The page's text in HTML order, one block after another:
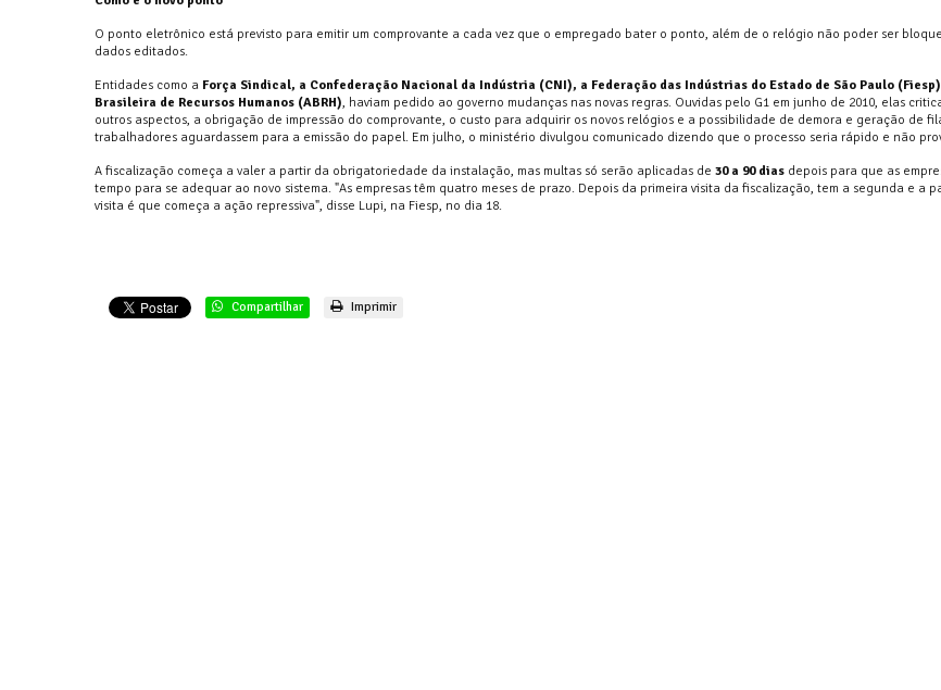
O ponto eletrônico está previsto para emitir um comprovante a cada vez que o empregado bater o ponto, além de o relógio não poder ser
dados editados.
Entidades como a Força Sindical, a Confederação Nacional da Indústria (CNI), a Federação das Indústrias do Estado de São Paulo
Brasileira de Recursos Humanos (ABRH), haviam pedido ao governo mudanças nas novas regras. Ouvidas pelo G1 em junho de 2010, elas
outros aspectos, a obrigação de impressão do comprovante, o custo para adquirir os novos relógios e a possibilidade de demora e geração de
trabalhadores aguardassem para a emissão do papel. Em julho, o ministério divulgou comunicado dizendo que o processo seria rápido e não
A fiscalização começa a valer a partir da obrigatoriedade da instalação, mas multas só serão aplicadas de 30 a 90 dias depois para que as
tempo para se adequar ao novo sistema. "As empresas têm quatro meses de prazo. Depois da primeira visita da fiscalização, tem a segunda e a
visita é que começa a ação repressiva", disse Lupi, na Fiesp, no dia 18.
Compartilhar Imprimir